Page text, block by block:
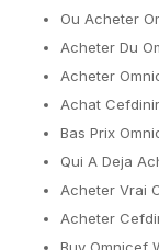
Ou Acheter
Acheter Du
Acheter
Achat
Bas Prix
Qui A Deja
Acheter Vrai
Acheter